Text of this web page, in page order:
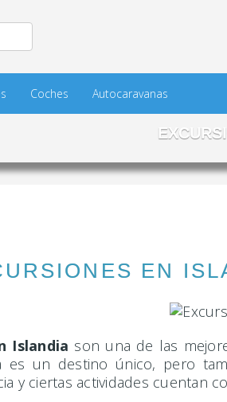
Coches Autocaravanas
EN
Islandia son una de las
es un destino único, pero
y ciertas actividades cuentan